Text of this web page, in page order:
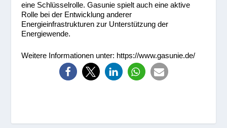
eine Schlüsselrolle. Gasunie spielt auch eine aktive
Rolle bei der Entwicklung anderer
Energieinfrastrukturen zur Unterstützung der
Energiewende.
Weitere Informationen unter: https://www.gasunie.de/